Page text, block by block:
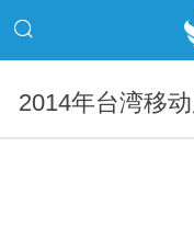
2014年台湾移